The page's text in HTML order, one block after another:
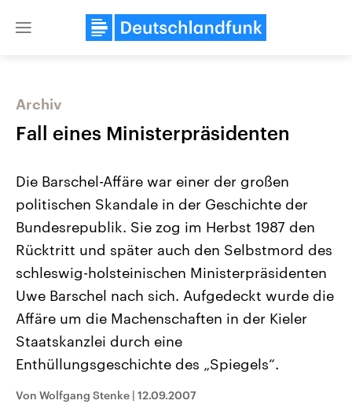
Close
Landtagswahl Sachsen-Anhalt
Alle Informationen
Sachsen-Anhalt wählt am 6.
September 2026 einen neuen
Landtag. Seit 2021 wird das
Bundesland von einer Koalition aus
CDU, SPD und FDP regiert.-
Umfragen, Prognosen,
Wahlprogramme, aktuelle Berichte
und Hintergründe zu den Parteien
USA
Aktuelle Beiträge,
Hintergründe
Wirtschaftlich und
gehören die Vereinigten
aktuelle Weltgeschehen.
Sendungen Programm
Archiv
Fall eines Ministerpräsidenten
Die Barschel-Affäre war einer der großen
politischen Skandale in der Geschichte der
Bundesrepublik. Sie zog im Herbst 1987 den
Rücktritt und später auch den Selbstmord des
schleswig-holsteinischen Ministerpräsidenten
Uwe Barschel nach sich. Aufgedeckt wurde die
Affäre um die Machenschaften in der Kieler
Staatskanzlei durch eine
Enthüllungsgeschichte des „Spiegels“.
Von Wolfgang Stenke | 12.09.2007